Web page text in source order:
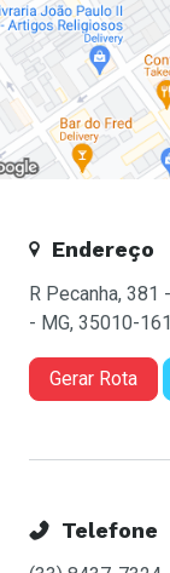
Endereço
R Pecanha, 381
- MG, 35010-
Gerar Rota
Telefone